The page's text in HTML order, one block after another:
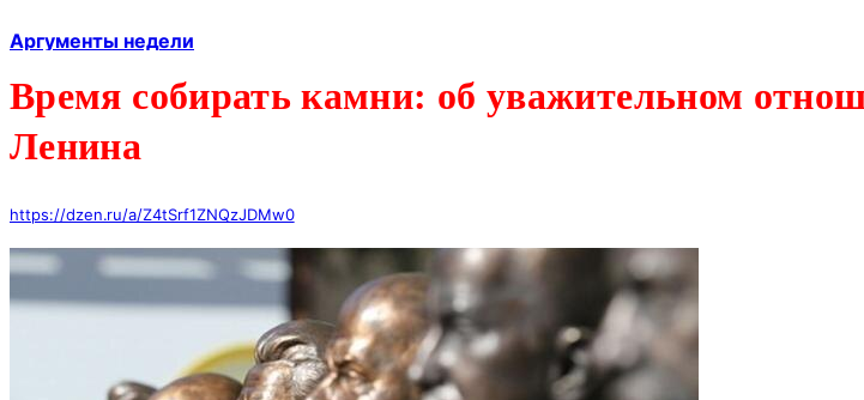
Аргументы недели
Время собирать камни: об уважительном
Ленина
https://dzen.ru/a/Z4tSrf1ZNQzJDMw0